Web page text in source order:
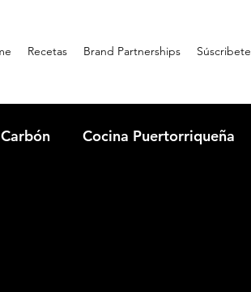
Recetas Brand Partnerships Súscribete
Cocina Puertorriqueña
en Guatapé